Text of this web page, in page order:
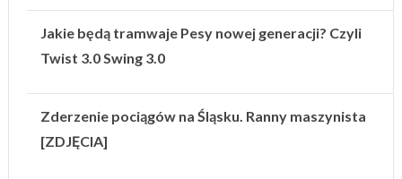
Jakie będą tramwaje Pesy nowej generacji? Czyli
Twist 3.0 Swing 3.0
Zderzenie pociągów na Śląsku. Ranny maszynista
[ZDJĘCIA]